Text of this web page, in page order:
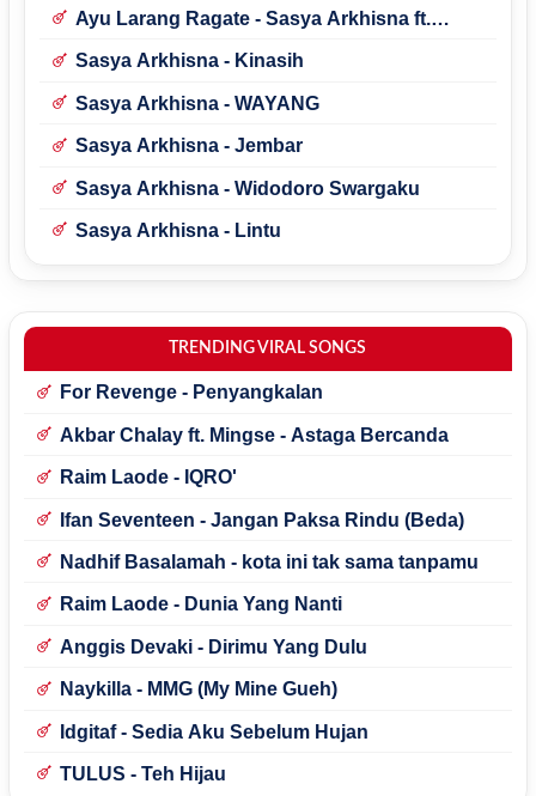
Ayu Larang Ragate - Sasya Arkhisna ft.
Sasya Arkhisna - Kinasih
Sasya Arkhisna - WAYANG
Sasya Arkhisna - Jembar
Sasya Arkhisna - Widodoro Swargaku
Sasya Arkhisna - Lintu
TRENDING VIRAL SONGS
For Revenge - Penyangkalan
Akbar Chalay ft. Mingse - Astaga Bercanda
Raim Laode - IQRO'
Ifan Seventeen - Jangan Paksa Rindu (Beda)
Nadhif Basalamah - kota ini tak sama tanpamu
Raim Laode - Dunia Yang Nanti
Anggis Devaki - Dirimu Yang Dulu
Naykilla - MMG (My Mine Gueh)
Idgitaf - Sedia Aku Sebelum Hujan
TULUS - Teh Hijau